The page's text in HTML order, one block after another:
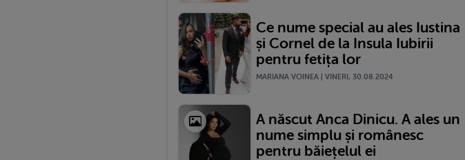
Ce nume special au ales Iustina
și Cornel de la Insula Iubirii
pentru fetița lor
MARIANA VOINEA | VINERI, 30.08.2024
A născut Anca Dinicu. A ales un
nume simplu și românesc
pentru băiețelul ei